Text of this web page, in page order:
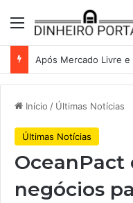
Menu
Início / Últimas Notícias
Últimas Notícias
OceanPact
negócios